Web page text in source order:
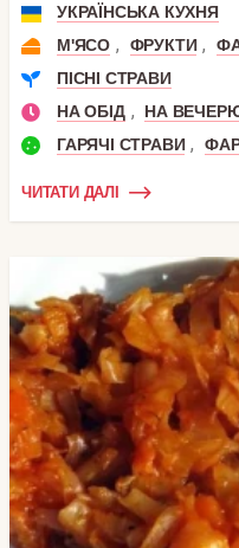
УКРАЇНСЬКА КУХНЯ
М'ЯСО , ФРУКТИ ,
ПІСНІ СТРАВИ
НА ОБІД , НА
ГАРЯЧІ СТРАВИ ,
ЧИТАТИ ДАЛІ